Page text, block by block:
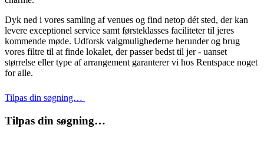
Dyk ned i vores samling af venues og find netop dét sted, der kan
levere exceptionel service samt førsteklasses faciliteter til jeres
kommende møde. Udforsk valgmulighederne herunder og brug
vores filtre til at finde lokalet, der passer bedst til jer - uanset
størrelse eller type af arrangement garanterer vi hos Rentspace noget
for alle.
Tilpas din søgning…
Tilpas din søgning…